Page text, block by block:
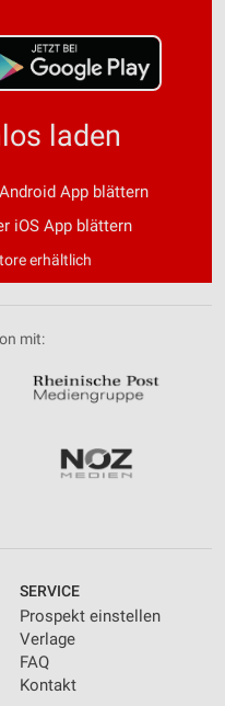
laden
App blättern
iOS App blättern
erhältlich
mit:
SERVICE
Prospekt einstellen
Verlage
FAQ
Kontakt